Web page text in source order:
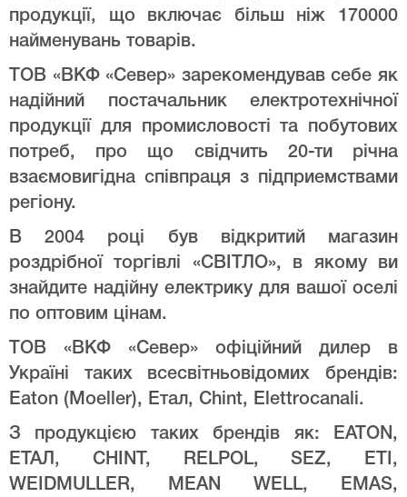
продукції, що включає більш ніж 170000
найменувань товарів.
ТОВ «ВКФ «Север» зарекомендував себе як
надійний постачальник електротехнічної
продукції для промисловості та побутових
потреб, про що свідчить 20-ти річна
взаємовигідна співпраця з підприемствами
регіону.
В 2004 році був відкритий магазин
роздрібної торгівлі «СВІТЛО», в якому ви
знайдите надійну електрику для вашої оселі
по оптовим цінам.
ТОВ «ВКФ «Север» офіційний дилер в
Україні таких всесвітньовідомих брендів:
Eaton (Moeller), Етал, Chint, Elettrocanali.
З продукцією таких брендів як: EATON,
ЕТАЛ, CHINT, RELPOL, SEZ, ETI,
WEIDMULLER, MEAN WELL, EMAS,